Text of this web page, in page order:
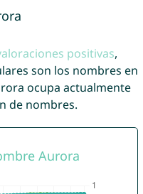
positivas,
son los nombres en
ocupa actualmente
de nombres.